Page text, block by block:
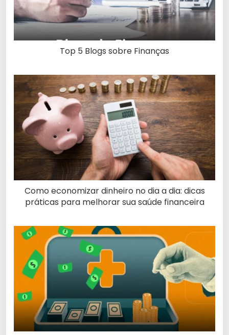
Top 5 Blogs sobre Finanças
Como economizar dinheiro no dia a dia: dicas
práticas para melhorar sua saúde financeira